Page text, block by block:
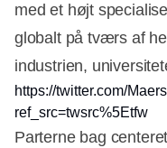
med et højt
globalt på tværs af
industrien,
https://twitter.com/
ref_src=twsrc%5Etfw
Parterne bag